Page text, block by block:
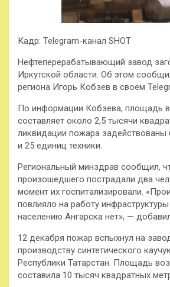
Кадр: Telegram-канал SHOT
Нефтеперерабатывающий завод
Иркутской области. Об этом
региона Игорь Кобзев в своем
По информации Кобзева, площадь
составляет около 2,5 тысячи
ликвидации пожара задействованы
и 25 единиц техники.
Региональный минздрав сообщил,
произошедшего пострадали два
момент их госпитализировали.
повлияло на работу
населению Ангарска нет», —
12 декабря пожар вспыхнул на
производству синтетического
Республики Татарстан. Площадь
составила 10 тысяч квадратных